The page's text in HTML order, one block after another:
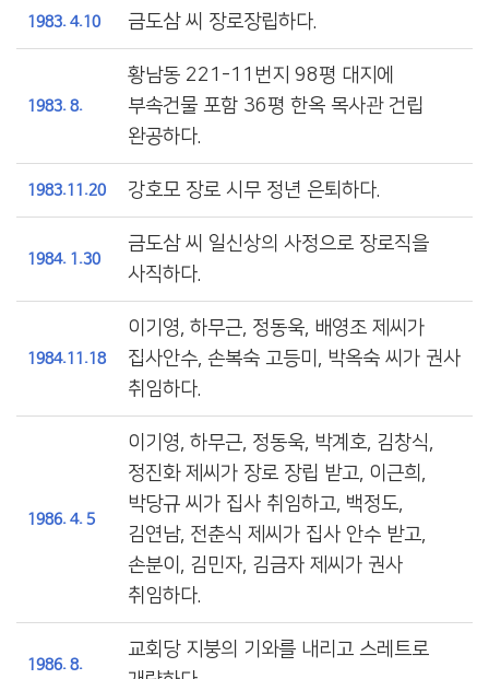
1983. 4.10 금도삼 씨 장로장립하다.
1983. 8.
황남동 221-11번지 98평 대지에
부속건물 포함 36평 한옥 목사관 건립
완공하다.
1983.11.20 강호모 장로 시무 정년 은퇴하다.
1984. 1.30
금도삼 씨 일신상의 사정으로 장로직을
사직하다.
1984.11.18
이기영, 하무근, 정동욱, 배영조 제씨가
집사안수, 손복숙 고등미, 박옥숙 씨가 권사
취임하다.
1986. 4. 5
이기영, 하무근, 정동욱, 박계호, 김창식,
정진화 제씨가 장로 장립 받고, 이근희,
박당규 씨가 집사 취임하고, 백정도,
김연남, 전춘식 제씨가 집사 안수 받고,
손분이, 김민자, 김금자 제씨가 권사
취임하다.
1986. 8.
교회당 지붕의 기와를 내리고 스레트로